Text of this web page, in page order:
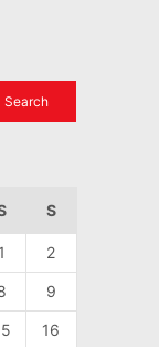
S
1 2
9
16